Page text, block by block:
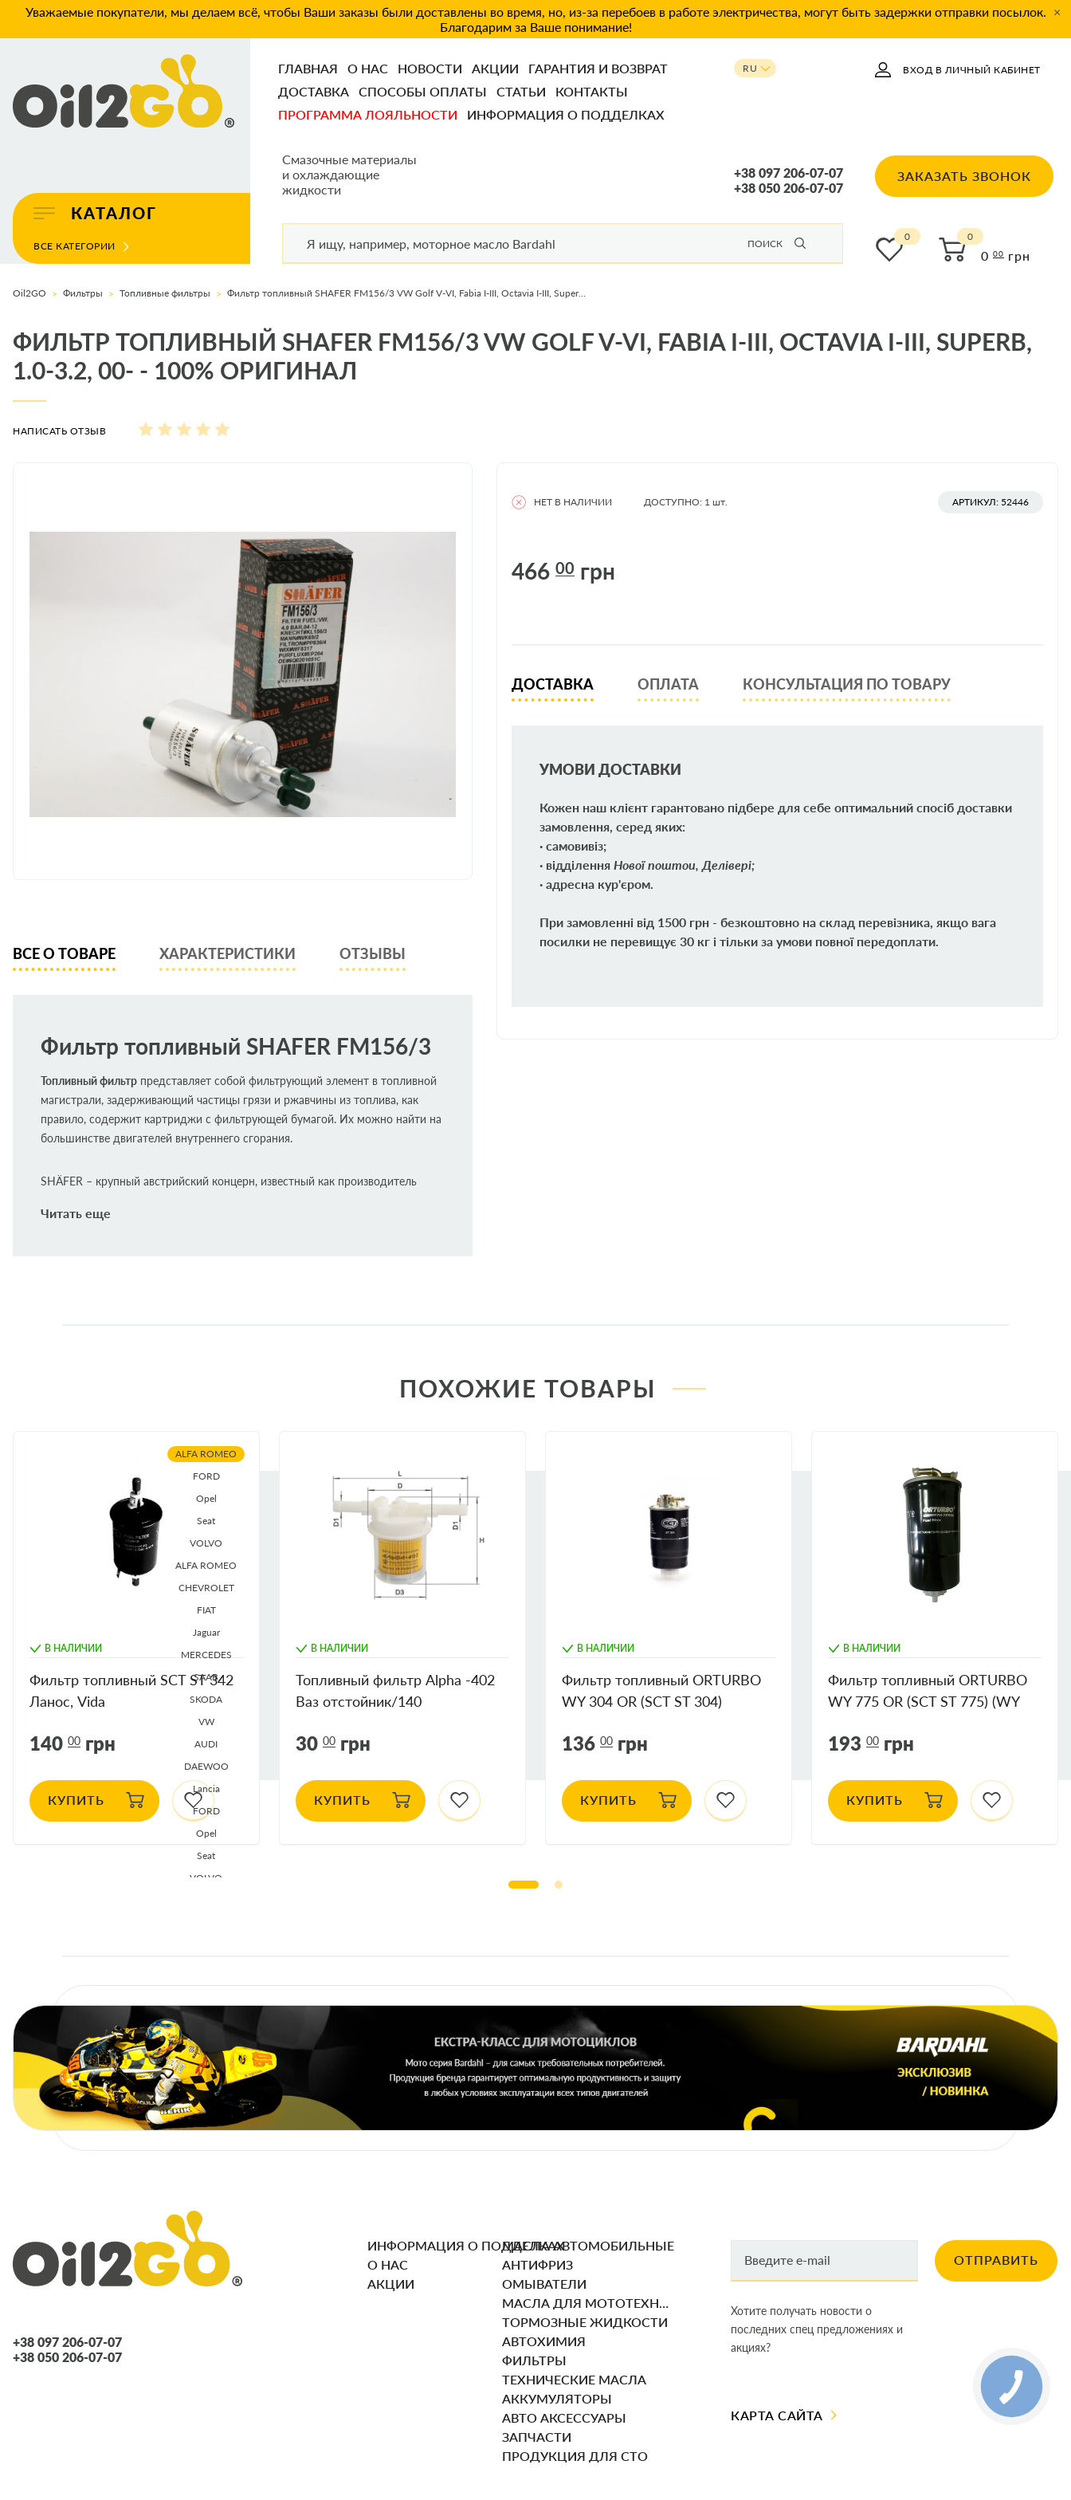
Уважаемые покупатели, мы делаем всё, чтобы Ваши заказы были доставлены во время, но, из-за перебоев в работе электричества, могут быть задержки отправки посылок.
Благодарим за Ваше понимание!
×
КАТАЛОГ
ВСЕ КАТЕГОРИИ
ГЛАВНАЯ О НАС НОВОСТИ АКЦИИ
ГАРАНТИЯ И ВОЗВРАТ
ДОСТАВКА
СПОСОБЫ ОПЛАТЫ СТАТЬИ
КОНТАКТЫ
ПРОГРАММА ЛОЯЛЬНОСТИ
ИНФОРМАЦИЯ О ПОДДЕЛКАХ
Смазочные материалы
и охлаждающие
жидкости
RU
+38 097 206-07-07
+38 050 206-07-07
ПОИСК
ВХОД В ЛИЧНЫЙ КАБИНЕТ
ЗАКАЗАТЬ ЗВОНОК
0
0 00 грн
Oil2GO Фильтры Топливные фильтры Фильтр топливный SHAFER FM156/3 VW Golf V-VI, Fabia I-III, Octavia I-III, Superb, 1.0-3.2, 00-
ФИЛЬТР ТОПЛИВНЫЙ SHAFER FM156/3 VW GOLF V-VI, FABIA I-III, OCTAVIA I-III, SUPERB,
1.0-3.2, 00- - 100% ОРИГИНАЛ
НАПИСАТЬ ОТЗЫВ
ВСЕ О ТОВАРЕ ХАРАКТЕРИСТИКИ ОТЗЫВЫ
Фильтр топливный SHAFER FM156/3
Топливный фильтр представляет собой фильтрующий элемент в топливной
магистрали, задерживающий частицы грязи и ржавчины из топлива, как
правило, содержит картриджи с фильтрующей бумагой. Их можно найти на
большинстве двигателей внутреннего сгорания.
SHÄFER – крупный австрийский концерн, известный как производитель
компанией разработано более 300 собственных (особых) моделей
Читать еще
НЕТ В НАЛИЧИИ ДОСТУПНО: 1 шт. АРТИКУЛ: 52446
466 00 грн
ДОСТАВКА ОПЛАТА КОНСУЛЬТАЦИЯ ПО ТОВАРУ
УМОВИ ДОСТАВКИ
Кожен наш клієнт гарантовано підбере для себе оптимальний спосіб доставки
замовлення, серед яких:
· самовивіз;
· відділення Нової поштои, Делівері;
· адресна кур'єром.
При замовленні від 1500 грн - безкоштовно на склад перевізника, якщо вага
посилки не перевищує 30 кг і тільки за умови повної передоплати.
ПОХОЖИЕ ТОВАРЫ
В НАЛИЧИИ
ALFA ROMEO
FORD
Opel
Seat
VOLVO
ALFA ROMEO
CHEVROLET
FIAT
Jaguar
MERCEDES
SAAB
SKODA
VW
AUDI
DAEWOO
Lancia
FORD
Opel
Seat
VOLVO
SAAB
VW
AUDI
DAEWOO
Lancia
FORD
Lancia
Opel
Фильтр топливный SCT ST 342
Ланос, Vida
140 00 грн
КУПИТЬ
В НАЛИЧИИ
Топливный фильтр Alpha -402
Ваз отстойник/140
30 00 грн
КУПИТЬ
В НАЛИЧИИ
Фильтр топливный ORTURBO
WY 304 OR (SCT ST 304)
136 00 грн
КУПИТЬ
В НАЛИЧИИ
Фильтр топливный ORTURBO
WY 775 OR (SCT ST 775) (WY
193 00 грн
КУПИТЬ
+38 097 206-07-07
+38 050 206-07-07
ИНФОРМАЦИЯ О ПОДДЕЛКАХ
О НАС
АКЦИИ
МАСЛА АВТОМОБИЛЬНЫЕ
АНТИФРИЗ
ОМЫВАТЕЛИ
МАСЛА ДЛЯ МОТОТЕХНИКИ
ТОРМОЗНЫЕ ЖИДКОСТИ
АВТОХИМИЯ
ФИЛЬТРЫ
ТЕХНИЧЕСКИЕ МАСЛА
АККУМУЛЯТОРЫ
АВТО АКСЕССУАРЫ
ЗАПЧАСТИ
ПРОДУКЦИЯ ДЛЯ СТО
ОТПРАВИТЬ
Хотите получать новости о
последних спец предложениях и
акциях?
КАРТА САЙТА